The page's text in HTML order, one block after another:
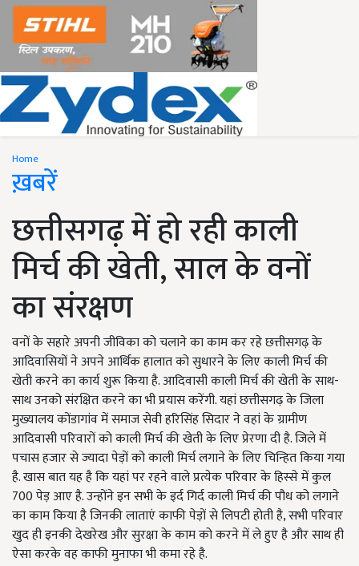
Home
ख़बरें
छत्तीसगढ़ में हो रही काली
मिर्च की खेती, साल के वनों
का संरक्षण
वनों के सहारे अपनी जीविका को चलाने का काम कर रहे छत्तीसगढ़ के
आदिवासियों ने अपने आर्थिक हालात को सुधारने के लिए काली मिर्च की
खेती करने का कार्य शुरू किया है. आदिवासी काली मिर्च की खेती के साथ-
साथ उनको संरक्षित करने का भी प्रयास करेंगी. यहां छत्तीसगढ़ के जिला
मुख्यालय कोंडागांव में समाज सेवी हरिसिंह सिदार ने वहां के ग्रामीण
आदिवासी परिवारों को काली मिर्च की खेती के लिए प्रेरणा दी है. जिले में
पचास हजार से ज्यादा पेड़ों को काली मिर्च लगाने के लिए चिन्हित किया गया
है. खास बात यह है कि यहां पर रहने वाले प्रत्येक परिवार के हिस्से में कुल
700 पेड़ आए है. उन्होंने इन सभी के इर्द गिर्द काली मिर्च की पौध को लगाने
का काम किया है जिनकी लाताएं काफी पेड़ों से लिपटी होती है, सभी परिवार
खुद ही इनकी देखरेख और सुरक्षा के काम को करने में ले हुए है और साथ ही
ऐसा करके वह काफी मुनाफा भी कमा रहे है.